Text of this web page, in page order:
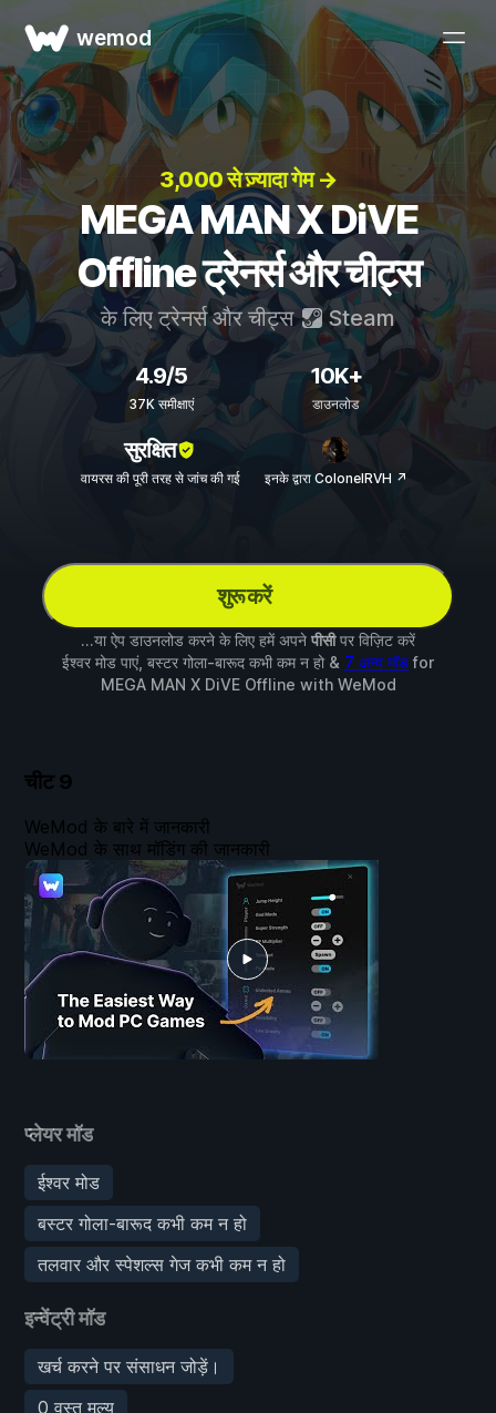
wemod
3,000 से ज़्यादा गेम →
MEGA MAN X DiVE
Offline ट्रेनर्स और चीट्स
के लिए ट्रेनर्स और चीट्स Steam
4.9/5
37K समीक्षाएं
10K+
डाउनलोड
सुरक्षित
वायरस की पूरी तरह से जांच की गई इनके द्वारा ColonelRVH ↗
शुरू करें
...या ऐप डाउनलोड करने के लिए हमें अपने पीसीपर विज़िट करें
ईश्वर मोड पाएं, बस्टर गोला-बारूद कभी कम न हो & 7 अन्य मॉडfor
MEGA MAN X DiVE Offline with WeMod
चीट 9
प्लेयर मॉड
ईश्वर मोड
बस्टर गोला-बारूद कभी कम न हो
तलवार और स्पेशल्स गेज कभी कम न हो
इन्वेंट्री मॉड
खर्च करने पर संसाधन जोड़ें।
0 वस्तु मूल्य
WeMod के बारे में जानकारी
WeMod के साथ मॉडिंग की जानकारी